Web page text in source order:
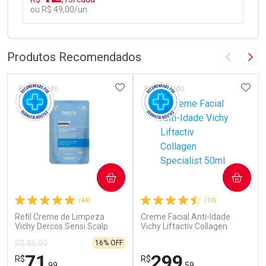
ou R$ 49,00/un
Laboratório
Ativar Desconto
Comprar sem Desconto
Por R$ 49,00/cada
Por Menos
Comprar sem Desconto
Por R$ 49,00/cada
Produtos Recomendados Imagem
(44)
Refil Creme de Limpeza
Vichy Dercos Sensi Scalp
Patrocinado
R$ 85,99
R$
16% OFF
ADICIONAR AOS FAVORITOS
COMPRAR
(10)
Creme Facial Anti-Idade
Vichy Liftactiv Collagen
Patrocinado
R$
COMPRAR